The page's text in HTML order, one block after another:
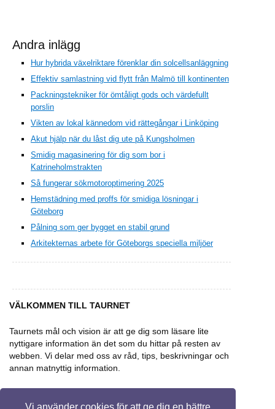
Vi använder cookies för att ge dig en bättre
Andra inlägg
Hur hybrida växelriktare förenklar din solcellsanläggning
Effektiv samlastning vid flytt från Malmö till kontinenten
Packningstekniker för ömtåligt gods och värdefullt
porslin
Vikten av lokal kännedom vid rättegångar i Linköping
Akut hjälp när du låst dig ute på Kungsholmen
Smidig magasinering för dig som bor i
Katrineholmstrakten
Så fungerar sökmotoroptimering 2025
Hemstädning med proffs för smidiga lösningar i
Göteborg
Pålning som ger bygget en stabil grund
Arkitekternas arbete för Göteborgs speciella miljöer
VÄLKOMMEN TILL TAURNET
Taurnets mål och vision är att ge dig som läsare lite
nyttigare information än det som du hittar på resten av
webben. Vi delar med oss av råd, tips, beskrivningar och
annan matnyttig information.